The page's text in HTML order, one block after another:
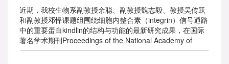
近期，我校生物系副教授余聪、副教授魏志毅、教授吴传跃
和副教授邓怿课题组围绕细胞内整合素（integrin）信号通路
中的重要蛋白kindlin的结构与功能的最新研究成果，在国际
著名学术期刊Proceedings of the National Academy of
Sciences of the United States of America 在线发表科研论